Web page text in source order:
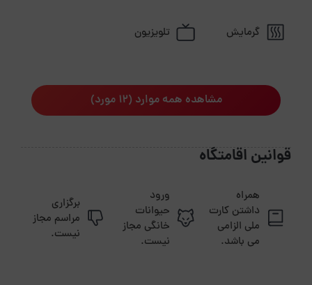
گرمایش تلویزیون
مشاهده همه موارد (12 مورد)
قوانین اقامتگاه
همراه
داشتن کارت
ملی الزامی
می باشد.
ورود
حیوانات
خانگی مجاز
نیست.
برگزاری
مراسم مجاز
نیست.